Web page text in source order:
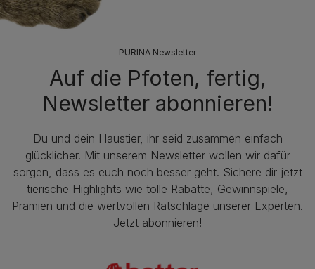
PURINA Newsletter
Auf die Pfoten, fertig,
Newsletter abonnieren!
Du und dein Haustier, ihr seid zusammen einfach
glücklicher. Mit unserem Newsletter wollen wir dafür
sorgen, dass es euch noch besser geht. Sichere dir jetzt
tierische Highlights wie tolle Rabatte, Gewinnspiele,
Prämien und die wertvollen Ratschläge unserer Experten.
Jetzt abonnieren!